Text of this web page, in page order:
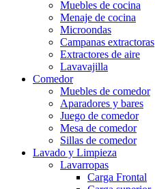
Muebles de cocina
Menaje de cocina
Microondas
Campanas extractoras
Extractores de aire
Lavavajilla
Comedor
Muebles de comedor
Aparadores y bares
Juego de comedor
Mesa de comedor
Sillas de comedor
Lavado y Limpieza
Lavarropas
Carga Frontal